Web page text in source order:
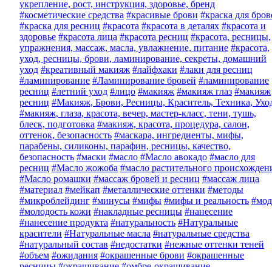
укрепление, рост, инструкция, здоровье, бренд
#косметические средства #красивые брови #краска для
#краска для ресниц #красота #красота в деталях #красота и
здоровье #красота лица #красота ресниц #красота, ресницы,
упражнения, массаж, масла, увлажнение, питание #красота,
уход, ресницы, брови, ламинирование, секреты, домашний
уход #креативный макияж #лайфхаки #лаки для ресниц
#ламинирование #Ламинирование бровей #ламинирование
ресниц #летний уход #лицо #макияж #макияж глаз #макияж
ресниц #Макияж, Брови, Ресницы, Краситель, Техника,
#макияж, глаза, красота, вечер, мастер-класс, тени, тушь,
блеск, подготовка #макияж, красота, процедура, салон,
оттенок, безопасность #маскара, ингредиенты, мифы,
парабены, силиконы, парафин, ресницы, качество,
безопасность #маски #масло #Масло авокадо #масло для
ресниц #Масло жожоба #масло растительного
#Масло ромашки #массаж бровей и ресниц #массаж лица
#материал #мейкап #металлические оттенки #методы
#микроблейдинг #минусы #мифы #мифы и реальность
#молодость кожи #накладные ресницы #нанесение
#нанесение продукта #натуральность #Натуральные
красители #Натуральные масла #натуральные средства
#натуральный состав #недостатки #нежные оттенки теней
#объем #ожидания #окрашенные брови #окрашенные